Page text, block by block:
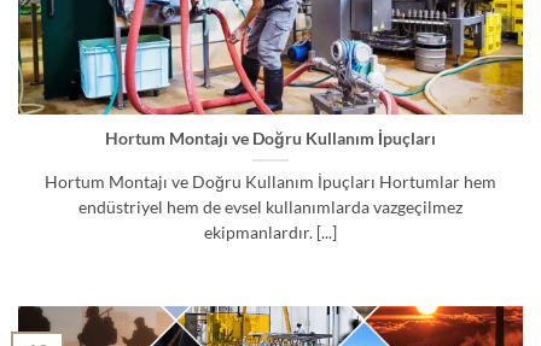
Hortum Montajı ve Doğru Kullanım İpuçları
Hortum Montajı ve Doğru Kullanım İpuçları Hortumlar hem
endüstriyel hem de evsel kullanımlarda vazgeçilmez
ekipmanlardır. [...]